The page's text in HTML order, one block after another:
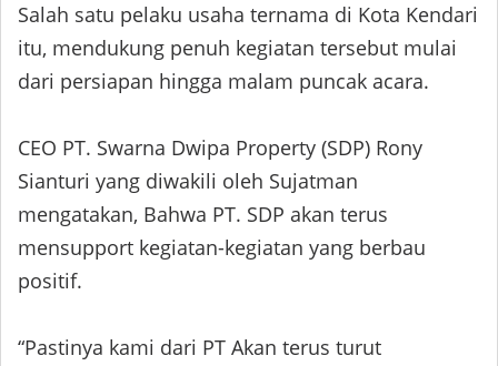
Salah satu pelaku usaha ternama di Kota Kendari
itu, mendukung penuh kegiatan tersebut mulai
dari persiapan hingga malam puncak acara.
CEO PT. Swarna Dwipa Property (SDP) Rony
Sianturi yang diwakili oleh Sujatman
mengatakan, Bahwa PT. SDP akan terus
mensupport kegiatan-kegiatan yang berbau
positif.
“Pastinya kami dari PT Akan terus turut